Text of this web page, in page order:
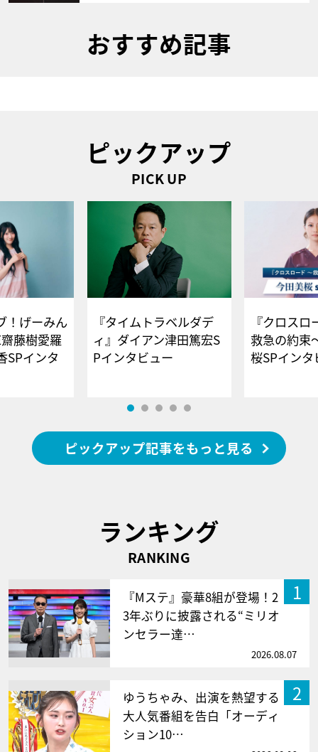
おすすめ記事
ピックアップ
PICK UP
！げーみん
藤樹愛羅
SPインタ
『タイムトラベルダデ
ィ』ダイアン津田篤宏S
Pインタビュー
『クロス
救急の約束
桜SPイ
ピックアップ記事をもっと見る
ランキング
RANKING
1
『Mステ』豪華8組が登場！2
3年ぶりに披露される“ミリオ
ンセラー達…
2026.08.07
2
ゆうちゃみ、出演を熱望する
大人気番組を告白「オーディ
ション10…